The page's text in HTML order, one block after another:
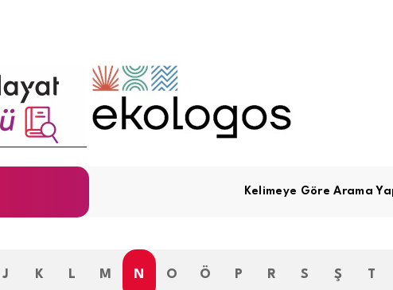
Kelimeye Göre Arama
J K L M N O Ö P R S Ş T